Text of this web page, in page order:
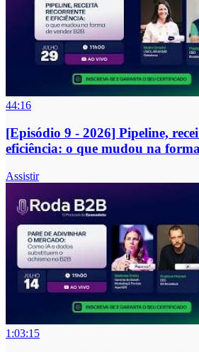
44:16
[Episódio 9 - 2026] Pipeline,
eficiência: o que mudou na
Assistir
1:03:15